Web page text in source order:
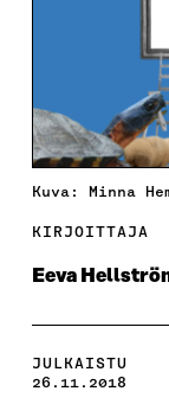
Kuva: Minna
KIRJOITTAJA
Eeva
JULKAISTU
26.11.2018